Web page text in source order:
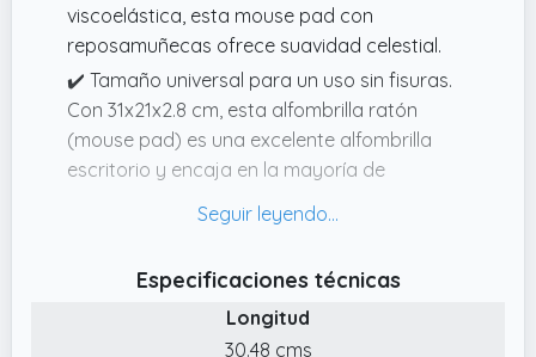
viscoelástica, esta mouse pad con
reposamuñecas ofrece suavidad celestial.
✔️ Tamaño universal para un uso sin fisuras.
Con 31x21x2.8 cm, esta alfombrilla ratón
(mouse pad) es una excelente alfombrilla
escritorio y encaja en la mayoría de
muñeca. Esta alfombrilla raton ergonomica
(mouse pad) presenta una pendiente de 15°
Especificaciones técnicas
Longitud
30.48 cms